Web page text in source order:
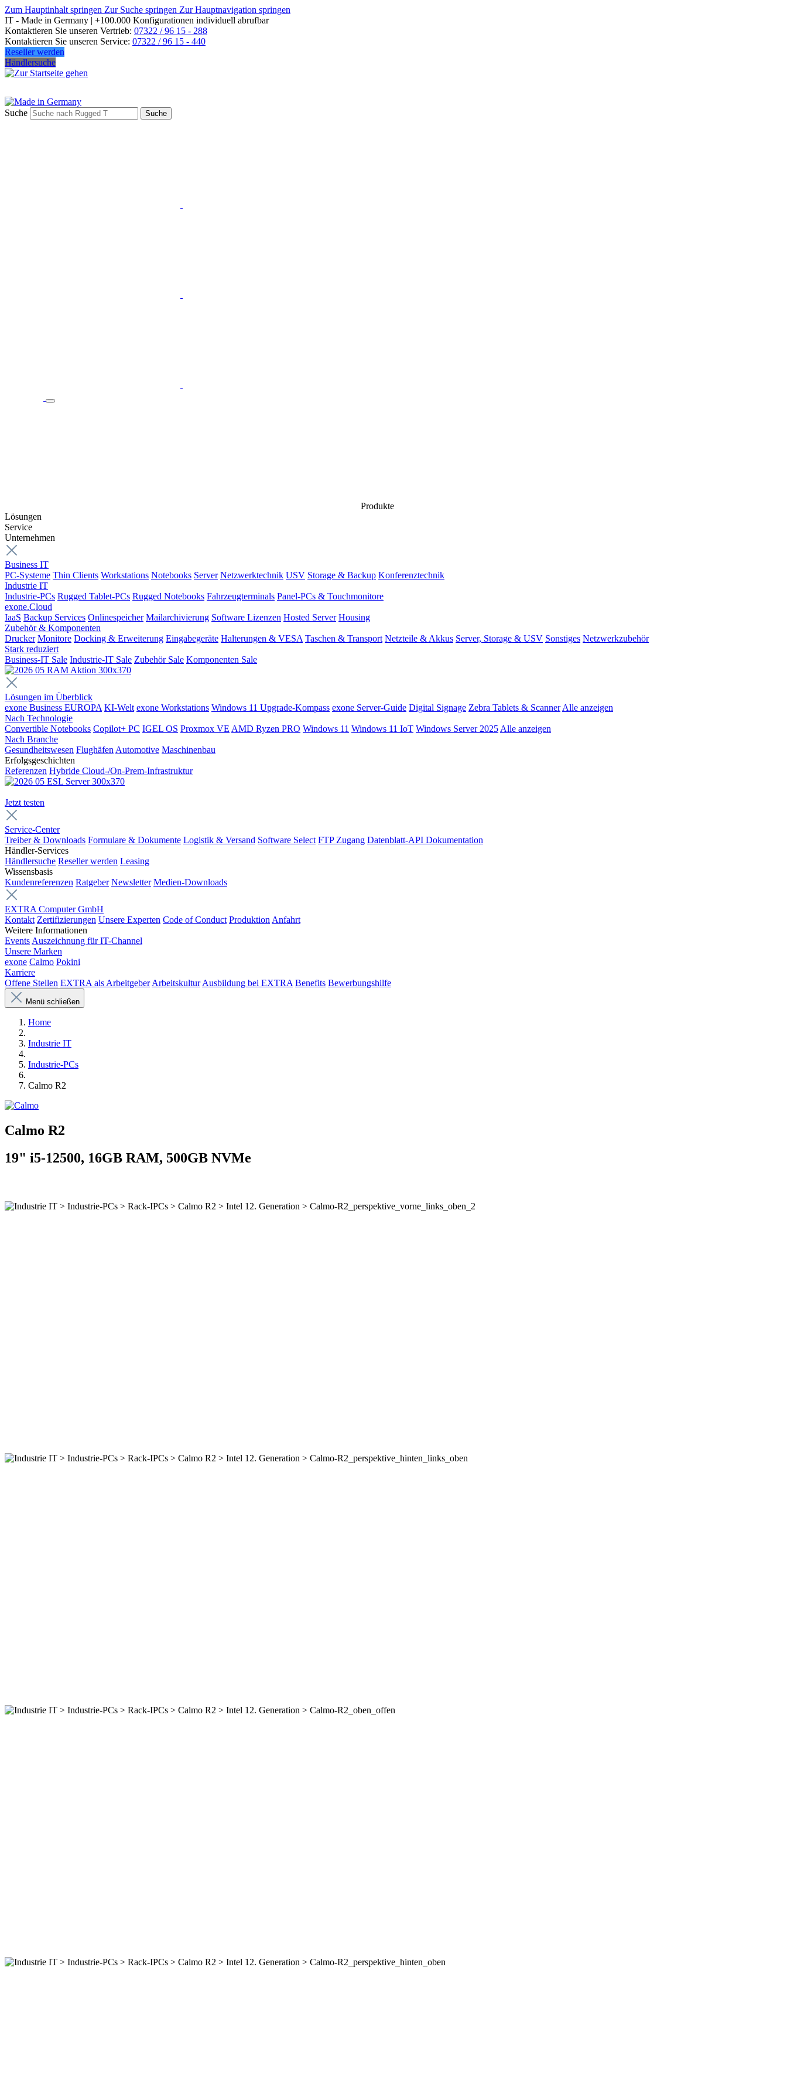
Zum Hauptinhalt springen Zur Suche springen Zur Hauptnavigation springen
IT - Made in Germany | +100.000 Konfigurationen individuell abrufbar
Kontaktieren Sie unseren Vertrieb: 07322 / 96 15 - 288
Kontaktieren Sie unseren Service: 07322 / 96 15 - 440
Reseller werden
Händlersuche
Suche Suche
Produkte
Lösungen
Service
Unternehmen
Business IT
PC-Systeme Thin Clients Workstations Notebooks Server Netzwerktechnik USV Storage & Backup Konferenztechnik
Industrie IT
Industrie-PCs Rugged Tablet-PCs Rugged Notebooks Fahrzeugterminals Panel-PCs & Touchmonitore
exone.Cloud
IaaS Backup Services Onlinespeicher Mailarchivierung Software Lizenzen Hosted Server Housing
Zubehör & Komponenten
Drucker Monitore Docking & Erweiterung Eingabegeräte Halterungen & VESA Taschen & Transport Netzteile & Akkus Server, Storage & USV Sonstiges Netzwerkzubehör
Stark reduziert
Business-IT Sale Industrie-IT Sale Zubehör Sale Komponenten Sale
Lösungen im Überblick
exone Business EUROPA KI-Welt exone Workstations Windows 11 Upgrade-Kompass exone Server-Guide Digital Signage Zebra Tablets & Scanner Alle anzeigen
Nach Technologie
Convertible Notebooks Copilot+ PC IGEL OS Proxmox VE AMD Ryzen PRO Windows 11 Windows 11 IoT Windows Server 2025 Alle anzeigen
Nach Branche
Gesundheitswesen Flughäfen Automotive Maschinenbau
Erfolgsgeschichten
Referenzen Hybride Cloud-/On-Prem-Infrastruktur
Jetzt testen
Service-Center
Treiber & Downloads Formulare & Dokumente Logistik & Versand Software Select FTP Zugang Datenblatt-API Dokumentation
Händler-Services
Händlersuche Reseller werden Leasing
Wissensbasis
Kundenreferenzen Ratgeber Newsletter Medien-Downloads
EXTRA Computer GmbH
Kontakt Zertifizierungen Unsere Experten Code of Conduct Produktion Anfahrt
Weitere Informationen
Events Auszeichnung für IT-Channel
Unsere Marken
exone Calmo Pokini
Karriere
Offene Stellen EXTRA als Arbeitgeber Arbeitskultur Ausbildung bei EXTRA Benefits Bewerbungshilfe
Menü schließen
Home
Industrie IT
Industrie-PCs
Calmo R2
Calmo R2
19" i5-12500, 16GB RAM, 500GB NVMe